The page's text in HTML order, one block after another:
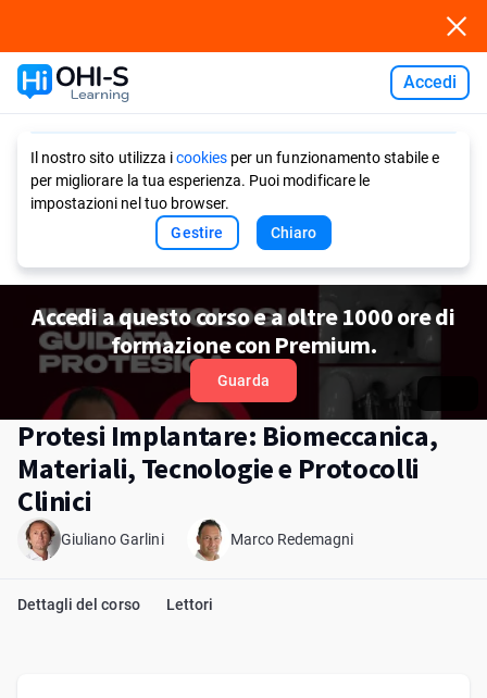
Accedi
Il nostro sito utilizza icookies per un funzionamento stabile e
per migliorare la tua esperienza. Puoi modificare le
impostazioni nel tuo browser.
Gestire
Chiaro
Accedi a questo corso e a oltre 1000 ore di
formazione con Premium.
Guarda
Protesi Implantare: Biomeccanica,
Materiali, Tecnologie e Protocolli
Clinici
Giuliano Garlini Marco Redemagni
Dettagli del corso Lettori